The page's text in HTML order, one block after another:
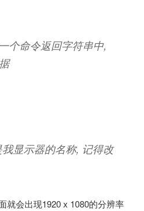
个命令返回字符串中,
显示器的名称, 记得改
就会出现1920 x 1080的分辨率